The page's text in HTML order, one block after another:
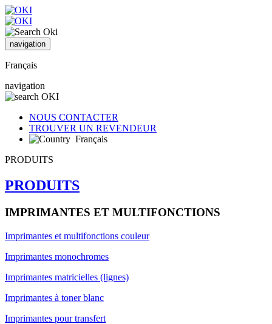
navigation
Français
navigation
NOUS CONTACTER
TROUVER UN REVENDEUR
Français
PRODUITS
PRODUITS
IMPRIMANTES ET MULTIFONCTIONS
Imprimantes et multifonctions couleur
Imprimantes monochromes
Imprimantes matricielles (lignes)
Imprimantes à toner blanc
Imprimantes pour transfert